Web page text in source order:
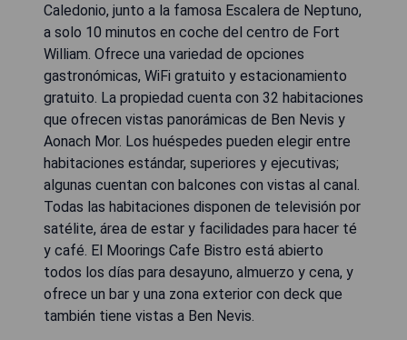
Caledonio, junto a la famosa Escalera de Neptuno,
a solo 10 minutos en coche del centro de Fort
William. Ofrece una variedad de opciones
gastronómicas, WiFi gratuito y estacionamiento
gratuito. La propiedad cuenta con 32 habitaciones
que ofrecen vistas panorámicas de Ben Nevis y
Aonach Mor. Los huéspedes pueden elegir entre
habitaciones estándar, superiores y ejecutivas;
algunas cuentan con balcones con vistas al canal.
Todas las habitaciones disponen de televisión por
satélite, área de estar y facilidades para hacer té
y café. El Moorings Cafe Bistro está abierto
todos los días para desayuno, almuerzo y cena, y
ofrece un bar y una zona exterior con deck que
también tiene vistas a Ben Nevis.